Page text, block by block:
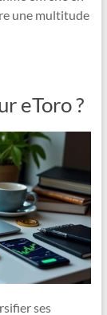
une multitude
eToro ?
ses